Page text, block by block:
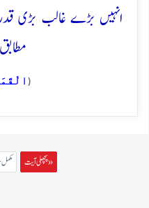
انہیں بڑے غالب بڑی
(
پچھلی آیت »